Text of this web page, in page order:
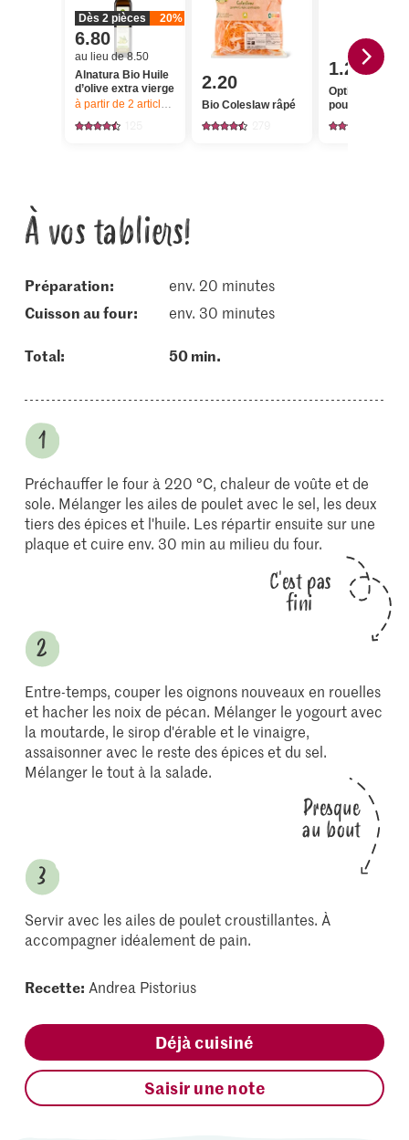
Dès 2 pièces 20%
6.80
au lieu de 8.50
Alnatura Bio Huile
d’olive extra vierge
à partir de 2 articles, Offre valable du 6.8 au 12.8.2026, jusqu’à
2.20
Bio Coleslaw râpé
1.20
Optigal Ailes de
poulet
À vos tabliers!
Préparation:
env. 20 minutes
cuisson au four:
env. 30 minutes
Total: 50 min.
Préchauffer le four à 220 °C, chaleur de voûte et de
sole. Mélanger les ailes de poulet avec le sel, les deux
tiers des épices et l'huile. Les répartir ensuite sur une
plaque et cuire env. 30 min au milieu du four.
C'est pas
fini
Entre-temps, couper les oignons nouveaux en rouelles
et hacher les noix de pécan. Mélanger le yogourt avec
la moutarde, le sirop d'érable et le vinaigre,
assaisonner avec le reste des épices et du sel.
Mélanger le tout à la salade.
Presque
au bout
Servir avec les ailes de poulet croustillantes. À
accompagner idéalement de pain.
Recette: Andrea Pistorius
Déjà cuisiné
Saisir une note